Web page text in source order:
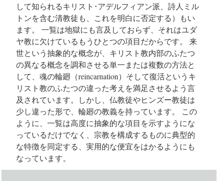
して知られるキリスト･アデルフィアン派、詩人ミル
トンを含む清教徒も、これを明白に否定する）もい
ます。 一覧は地獄にも言及しておらず、それはユダ
ヤ教に欠けているもうひとつの項目だからです。 来
世という抽象的な概念が、キリスト教内部のふたつ
の異なる概念を調和させる単一または複数の方法と
して、魂の輪廻（reincarnation）そして復活というキ
リスト教のふたつの違った考えを満足させるよう言
及されています。しかし、仏教徒やヒンズー教徒は
少し違った形で、輪廻の教義を持っています。 この
ように、一覧は高度に抽象的な項目を示すようにな
っているだけでなく、宗教を構成するものに典型的
な特徴を同定する、実用的な便宜をはかるようにも
なっています。